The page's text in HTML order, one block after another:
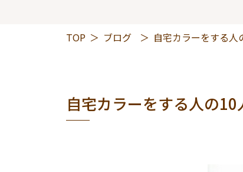
TOP ＞ ブログ ＞ 自宅カラーをする
自宅カラーをする人の